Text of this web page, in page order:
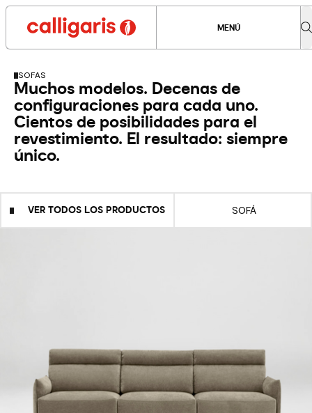
MENÚ
SOFAS
Muchos modelos. Decenas de
configuraciones para cada uno.
Cientos de posibilidades para el
revestimiento. El resultado: siempre
único.
VER TODOS LOS PRODUCTOS SOFÁ